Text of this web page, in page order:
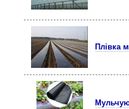
Плівка